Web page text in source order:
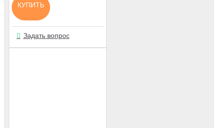
КУПИТЬ
Задать вопрос